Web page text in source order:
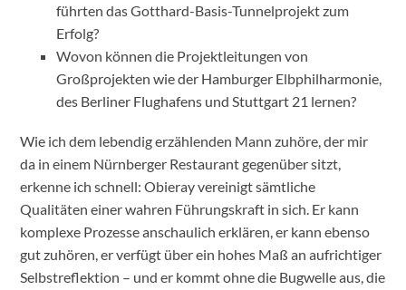
führten das Gotthard-Basis-Tunnelprojekt zum
Erfolg?
Wovon können die Projektleitungen von
Großprojekten wie der Hamburger Elbphilharmonie,
des Berliner Flughafens und Stuttgart 21 lernen?
Wie ich dem lebendig erzählenden Mann zuhöre, der mir
da in einem Nürnberger Restaurant gegenüber sitzt,
erkenne ich schnell: Obieray vereinigt sämtliche
Qualitäten einer wahren Führungskraft in sich. Er kann
komplexe Prozesse anschaulich erklären, er kann ebenso
gut zuhören, er verfügt über ein hohes Maß an aufrichtiger
Selbstreflektion – und er kommt ohne die Bugwelle aus, die